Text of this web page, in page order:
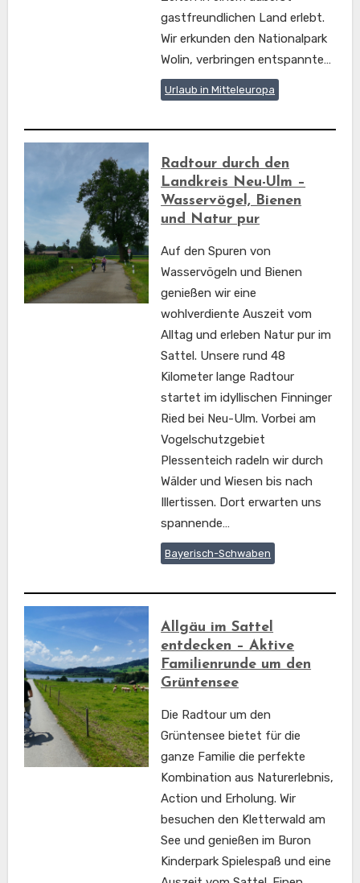
gastfreundlichen Land erlebt.
Wir erkunden den Nationalpark
Wolin, verbringen entspannte…
Urlaub in Mitteleuropa
Radtour durch den
Landkreis Neu-Ulm –
Wasservögel, Bienen
und Natur pur
Auf den Spuren von
Wasservögeln und Bienen
genießen wir eine
wohlverdiente Auszeit vom
Alltag und erleben Natur pur im
Sattel. Unsere rund 48
Kilometer lange Radtour
startet im idyllischen Finninger
Ried bei Neu-Ulm. Vorbei am
Vogelschutzgebiet
Plessenteich radeln wir durch
Wälder und Wiesen bis nach
Illertissen. Dort erwarten uns
spannende…
Bayerisch-Schwaben
Allgäu im Sattel
entdecken – Aktive
Familienrunde um den
Grüntensee
Die Radtour um den
Grüntensee bietet für die
ganze Familie die perfekte
Kombination aus Naturerlebnis,
Action und Erholung. Wir
besuchen den Kletterwald am
See und genießen im Buron
Kinderpark Spielespaß und eine